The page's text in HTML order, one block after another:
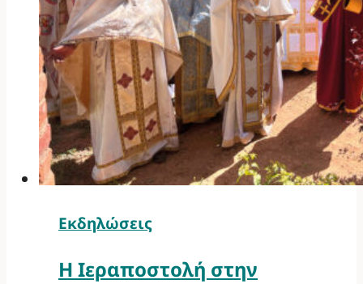
Εκδηλώσεις
Η Ιεραποστολή στην